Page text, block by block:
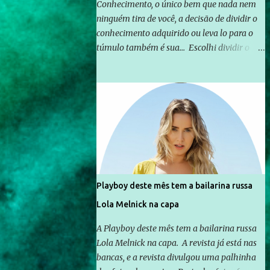
Conhecimento, o único bem que nada nem
ninguém tira de você, a decisão de dividir o
conhecimento adquirido ou leva lo para o
túmulo também é sua... Escolhi dividir o
mais e mais pessoas terem acesso a
educação e ao conhecimento. Não sou
Professor, a mais nobre das profissões, mas
tento ser um empreendedor da
comunicação, que além de informação
cotidiana, corriqueira e cada vez mais
preocupantes, do tipo que você já esta
acostumado a ver neste espaço, vou
trabalhar a ideia que possibilite distribuir
consistente a riqueza do conhecimento...
Exemplo: o cidadão brasileiro não precisa só
ser informado sobre operações da Lava Jato,
Playboy deste mês tem a bailarina russa
Lola Melnick na capa
A Playboy deste mês tem a bailarina russa
Lola Melnick na capa. A revista já está nas
bancas, e a revista divulgou uma palhinha